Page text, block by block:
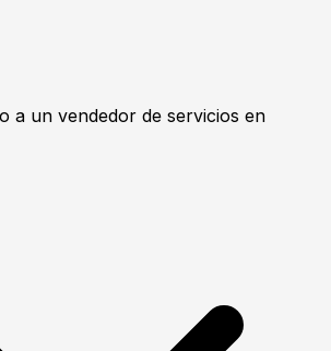
a un vendedor de servicios en